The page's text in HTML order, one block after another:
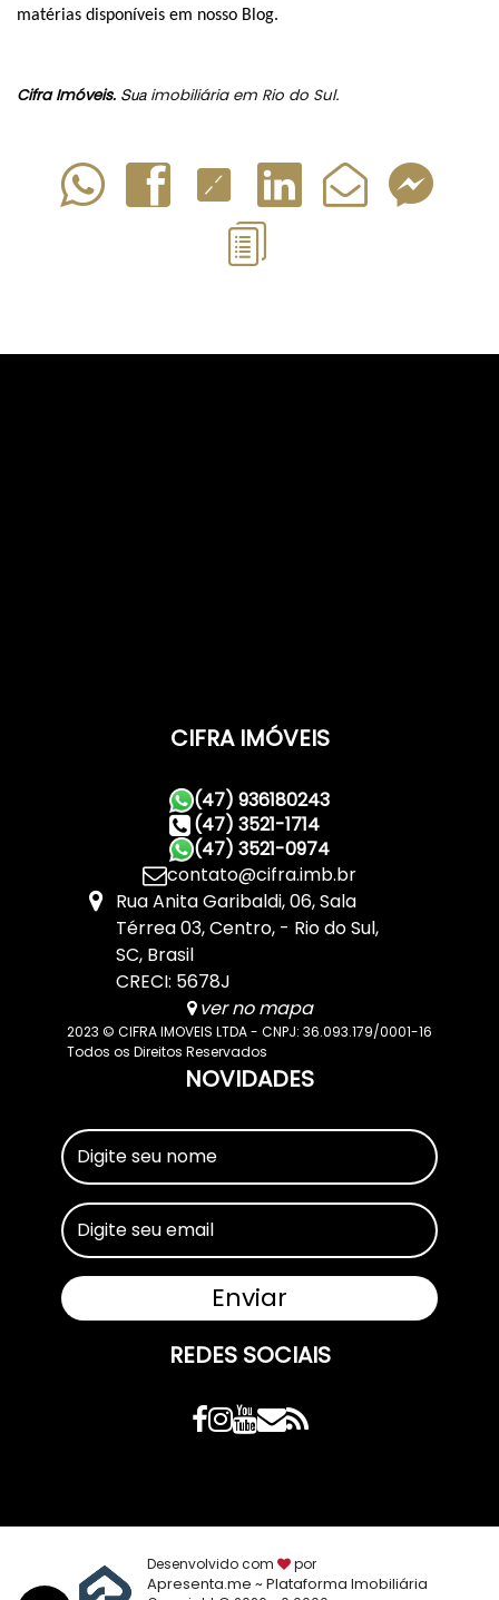
matérias disponíveis em nosso Blog.
Cifra Imóveis. Sua imobiliária em Rio do Sul.
CIFRA IMÓVEIS
(47) 936180243
(47) 3521-1714
(47) 3521-0974
contato@cifra.imb.br
Rua Anita Garibaldi,06,Sala
Térrea 03,Centro, Rio do Sul,
SC, Brasil
CRECI: 5678J
ver no mapa
2023 © CIFRA IMOVEIS LTDA - CNPJ: 36.093.179/0001-16
Todos os Direitos Reservados
NOVIDADES
REDES SOCIAIS
Desenvolvido com por
Apresenta.me ~ Plataforma Imobiliária